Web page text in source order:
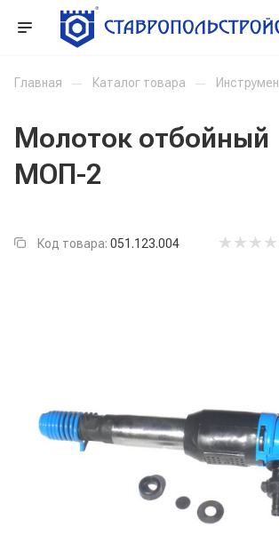
Главная — Каталог товара —
Молоток отбойный
МОП-2
Код товара: 051.123.004